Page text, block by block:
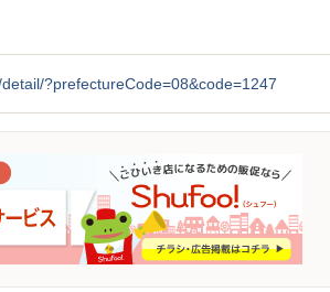
?prefectureCode=08&code=1247